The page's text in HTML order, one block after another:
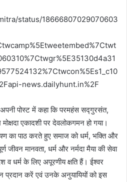
status/18666807029070603
news.dailyhunt.in%2F
अपनी पोस्ट में कहा कि परमहंस सद्गुरसंत,
एकादशी पर देवलोकगमन हो गया।
का पाठ करते हुए समाज को धर्म, भक्ति और
जीवन मानवता, धर्म और नर्मदा मैया की सेवा
व धर्म के लिए अपूरणीय क्षति हैं। ईश्वर
प्रदान करें एवं उनके अनुयायियों को इस